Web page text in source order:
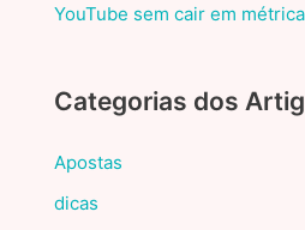
YouTube sem cair em
Categorias dos
Apostas
dicas